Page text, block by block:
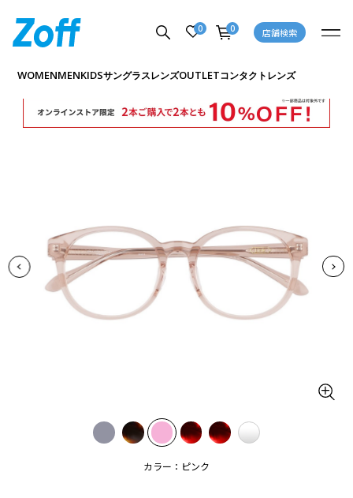
0 0 店舗検索
WOMENMENKIDSサングラスレンズOUTLETコンタクトレンズ
カラー：ピンク
商品詳細ページへ